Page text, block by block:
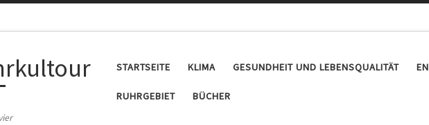
STARTSEITE KLIMA GESUNDHEIT UND LEBENSQUALITÄT
RUHRGEBIET BÜCHER